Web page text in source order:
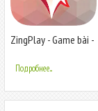
ZingPlay - Game bài -
Подробнее...